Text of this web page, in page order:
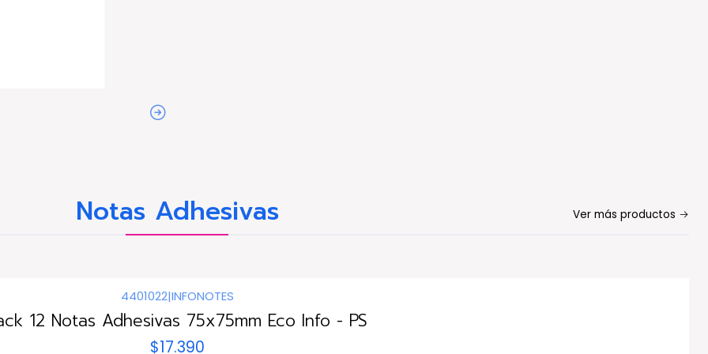
Notas Adhesivas Ver más productos
4401022|INFONOTES
12 Notas Adhesivas 75x75mm Eco Info - PS
$17.390